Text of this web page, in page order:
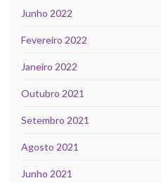
Junho 2022
Fevereiro 2022
Janeiro 2022
Outubro 2021
Setembro 2021
Agosto 2021
Junho 2021